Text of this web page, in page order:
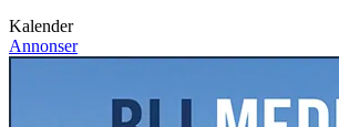
Kalender
Annonser